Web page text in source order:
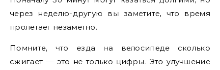
через неделю-другую вы заметите, что время
пролетает незаметно.
Помните, что езда на велосипеде сколько
сжигает — это не только цифры. Это улучшение